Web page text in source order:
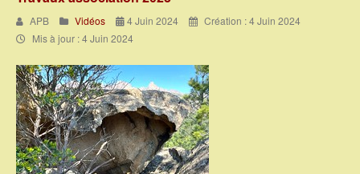
APB Vidéos 4 Juin 2024
Création : 4 Juin 2024
Mis à jour : 4 Juin 2024